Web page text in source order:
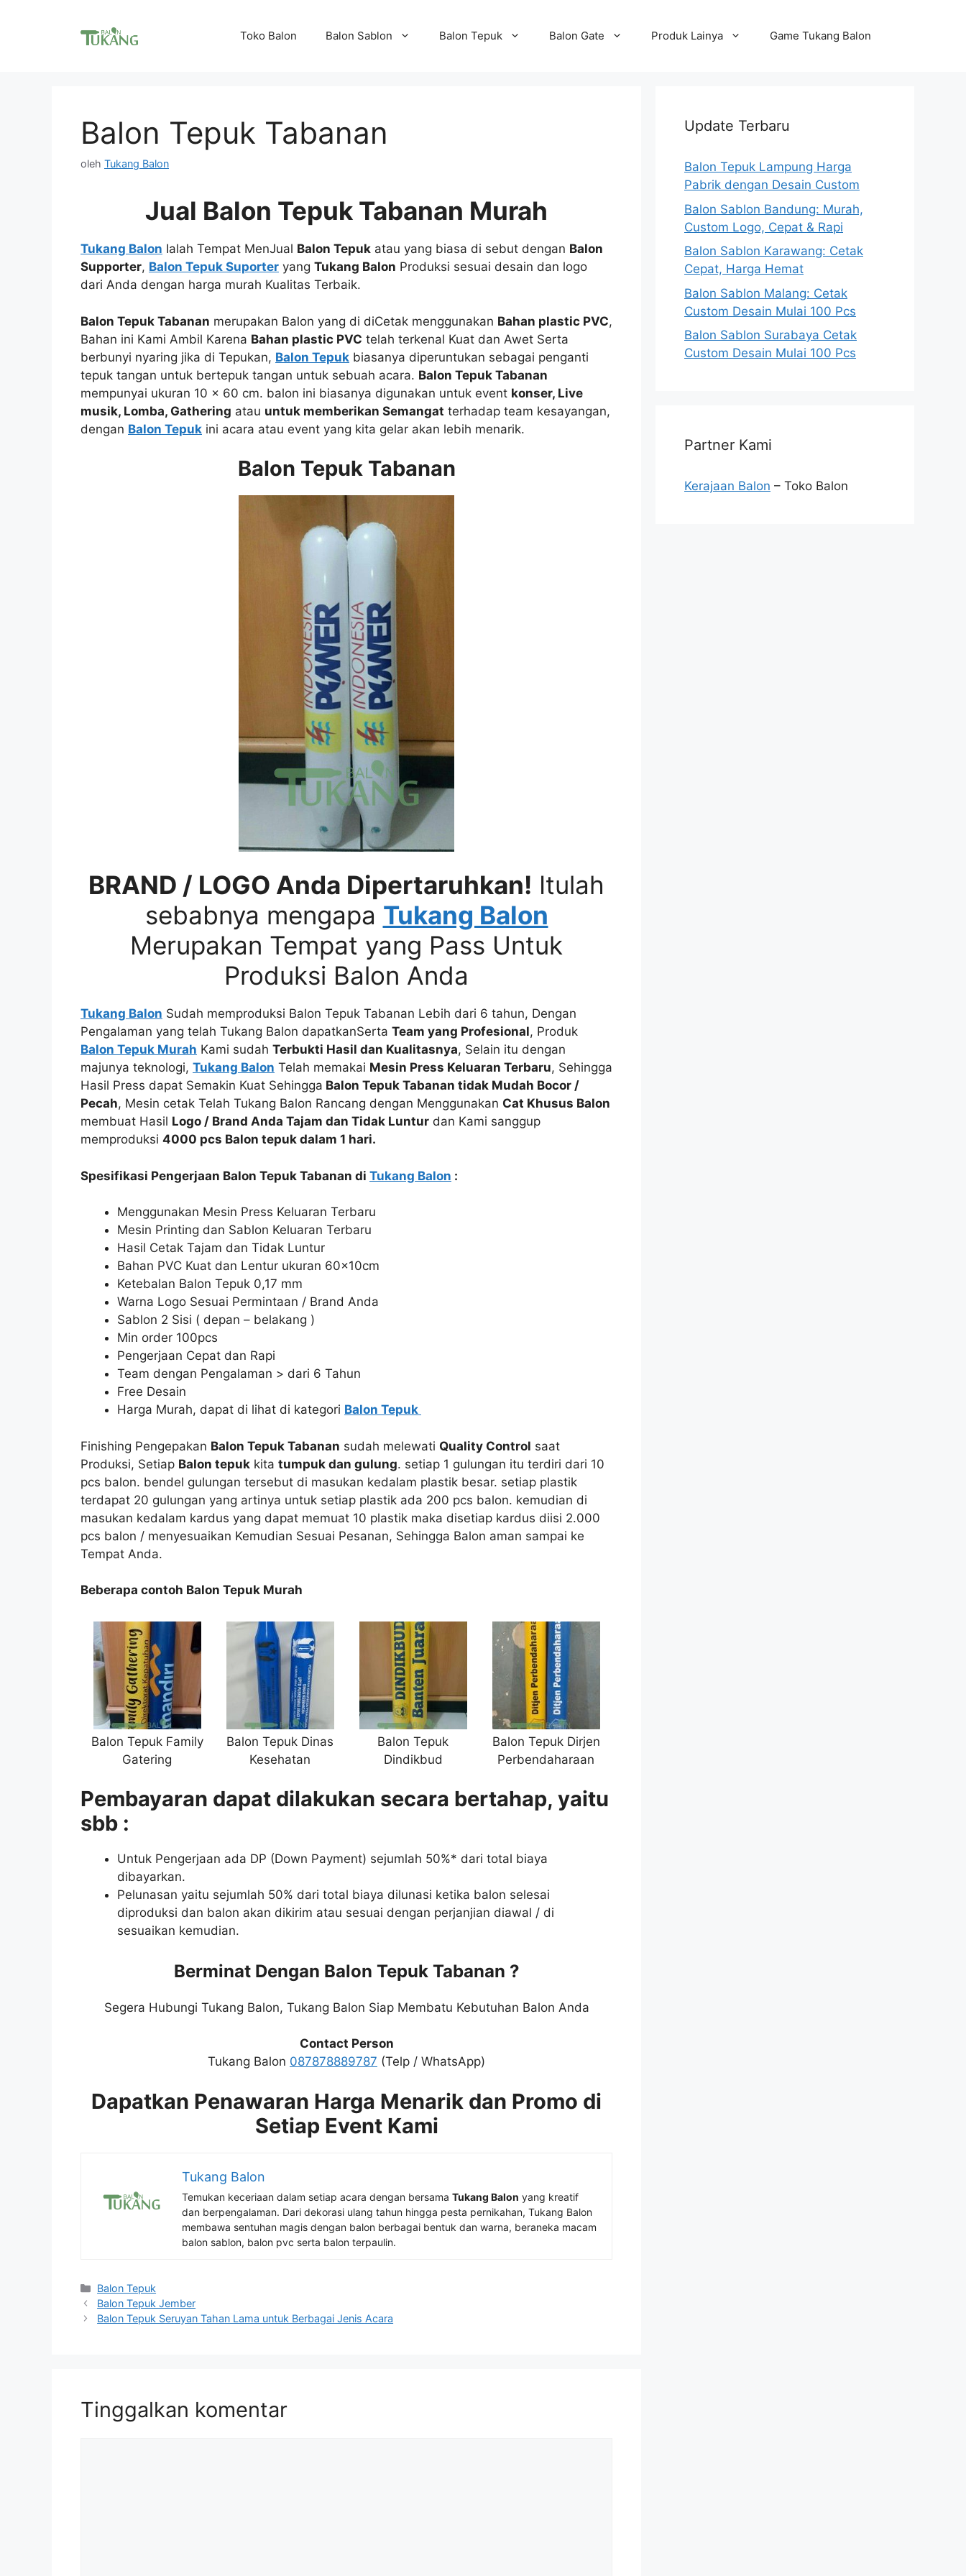
Toko Balon Balon Sablon Balon Tepuk Balon Gate Produk Lainya Game Tukang Balon
Balon Tepuk Tabanan
oleh Tukang Balon
Jual Balon Tepuk Tabanan Murah
Tukang Balon Ialah Tempat MenJual Balon Tepuk atau yang biasa di sebut dengan Balon
Supporter, Balon Tepuk Suporter yang Tukang Balon Produksi sesuai desain dan logo
dari Anda dengan harga murah Kualitas Terbaik.
Balon Tepuk Tabanan merupakan Balon yang di diCetak menggunakan Bahan plastic PVC,
Bahan ini Kami Ambil Karena Bahan plastic PVC telah terkenal Kuat dan Awet Serta
berbunyi nyaring jika di Tepukan, Balon Tepuk biasanya diperuntukan sebagai penganti
tepuk tangan untuk bertepuk tangan untuk sebuah acara. Balon Tepuk Tabanan
mempunyai ukuran 10 x 60 cm. balon ini biasanya digunakan untuk event konser, Live
musik, Lomba, Gathering atau untuk memberikan Semangat terhadap team kesayangan,
dengan Balon Tepuk ini acara atau event yang kita gelar akan lebih menarik.
Balon Tepuk Tabanan
BRAND / LOGO Anda Dipertaruhkan! Itulah
sebabnya mengapa Tukang Balon
Merupakan Tempat yang Pass Untuk
Produksi Balon Anda
Tukang Balon Sudah memproduksi Balon Tepuk Tabanan Lebih dari 6 tahun, Dengan
Pengalaman yang telah Tukang Balon dapatkanSerta Team yang Profesional, Produk
Balon Tepuk Murah Kami sudah Terbukti Hasil dan Kualitasnya, Selain itu dengan
majunya teknologi, Tukang Balon Telah memakai Mesin Press Keluaran Terbaru, Sehingga
Hasil Press dapat Semakin Kuat Sehingga Balon Tepuk Tabanan tidak Mudah Bocor /
Pecah, Mesin cetak Telah Tukang Balon Rancang dengan Menggunakan Cat Khusus Balon
membuat Hasil Logo / Brand Anda Tajam dan Tidak Luntur dan Kami sanggup
memproduksi 4000 pcs Balon tepuk dalam 1 hari.
Spesifikasi Pengerjaan Balon Tepuk Tabanan di Tukang Balon :
Menggunakan Mesin Press Keluaran Terbaru
Mesin Printing dan Sablon Keluaran Terbaru
Hasil Cetak Tajam dan Tidak Luntur
Bahan PVC Kuat dan Lentur ukuran 60x10cm
Ketebalan Balon Tepuk 0,17 mm
Warna Logo Sesuai Permintaan / Brand Anda
Sablon 2 Sisi ( depan – belakang )
Min order 100pcs
Pengerjaan Cepat dan Rapi
Team dengan Pengalaman > dari 6 Tahun
Free Desain
Harga Murah, dapat di lihat di kategori Balon Tepuk
Finishing Pengepakan Balon Tepuk Tabanan sudah melewati Quality Control saat
Produksi, Setiap Balon tepuk kita tumpuk dan gulung. setiap 1 gulungan itu terdiri dari 10
pcs balon. bendel gulungan tersebut di masukan kedalam plastik besar. setiap plastik
terdapat 20 gulungan yang artinya untuk setiap plastik ada 200 pcs balon. kemudian di
masukan kedalam kardus yang dapat memuat 10 plastik maka disetiap kardus diisi 2.000
pcs balon / menyesuaikan Kemudian Sesuai Pesanan, Sehingga Balon aman sampai ke
Tempat Anda.
Beberapa contoh Balon Tepuk Murah
Balon Tepuk Family
Gatering
Balon Tepuk Dinas
Kesehatan
Balon Tepuk
Dindikbud
Balon Tepuk Dirjen
Perbendaharaan
Pembayaran dapat dilakukan secara bertahap, yaitu
sbb :
Untuk Pengerjaan ada DP (Down Payment) sejumlah 50%* dari total biaya
dibayarkan.
Pelunasan yaitu sejumlah 50% dari total biaya dilunasi ketika balon selesai
diproduksi dan balon akan dikirim atau sesuai dengan perjanjian diawal / di
sesuaikan kemudian.
Berminat Dengan Balon Tepuk Tabanan ?
Segera Hubungi Tukang Balon, Tukang Balon Siap Membatu Kebutuhan Balon Anda
Contact Person
Tukang Balon 087878889787 (Telp / WhatsApp)
Dapatkan Penawaran Harga Menarik dan Promo di
Setiap Event Kami
Tukang Balon
Temukan keceriaan dalam setiap acara dengan bersama Tukang Balon yang kreatif
dan berpengalaman. Dari dekorasi ulang tahun hingga pesta pernikahan, Tukang Balon
membawa sentuhan magis dengan balon berbagai bentuk dan warna, beraneka macam
balon sablon, balon pvc serta balon terpaulin.
Kategori
Balon Tepuk
Balon Tepuk Jember
Balon Tepuk Seruyan Tahan Lama untuk Berbagai Jenis Acara
Tinggalkan komentar
Update Terbaru
Balon Tepuk Lampung Harga
Pabrik dengan Desain Custom
Balon Sablon Bandung: Murah,
Custom Logo, Cepat & Rapi
Balon Sablon Karawang: Cetak
Cepat, Harga Hemat
Balon Sablon Malang: Cetak
Custom Desain Mulai 100 Pcs
Balon Sablon Surabaya Cetak
Custom Desain Mulai 100 Pcs
Partner Kami
Kerajaan Balon – Toko Balon